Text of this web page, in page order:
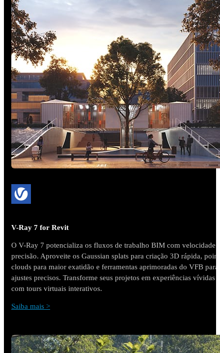
V-Ray 7 for Revit
O V-Ray 7 potencializa os fluxos de trabalho BIM com velocidade
precisão. Aproveite os Gaussian splats para criação 3D rápida, point
clouds para maior exatidão e ferramentas aprimoradas do VFB para
ajustes precisos. Transforme seus projetos em experiências vívidas
com tours virtuais interativos.
Saiba mais >